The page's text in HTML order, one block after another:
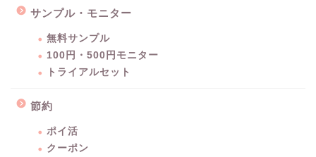
サンプル・モニター
無料サンプル
100円・500円モニター
トライアルセット
節約
ポイ活
クーポン